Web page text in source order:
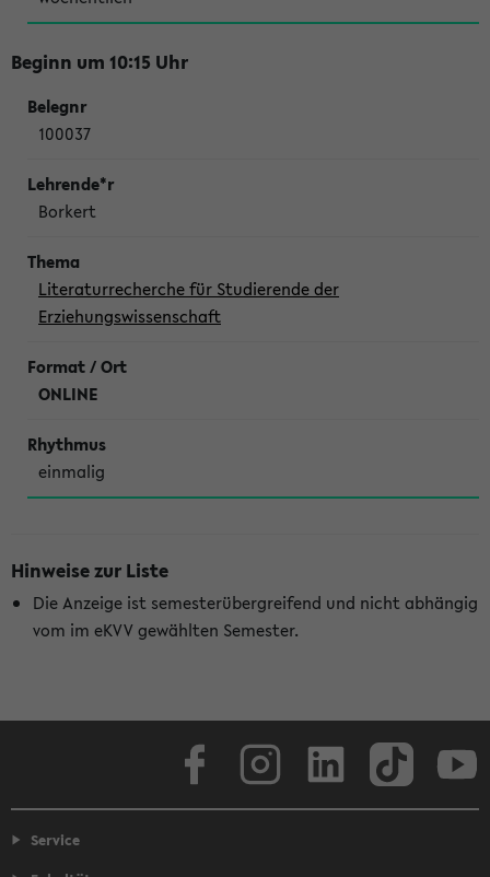
Beginn um 10:15 Uhr
100037
Borkert
Literaturrecherche für Studierende der
Erziehungswissenschaft
ONLINE
einmalig
Hinweise zur Liste
Die Anzeige ist semesterübergreifend und nicht abhängig
vom im eKVV gewählten Semester.
Service